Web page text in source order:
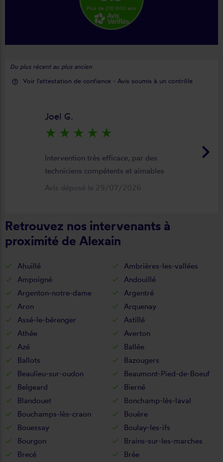
Plus de 210 000 avis
Du plus récent au plus ancien
help_outline Voir l'attestation de confiance - Avis soumis à un contrôle
keyboard_arrow_right
Joel G.
star_rate star_rate star_rate star_rate star_rate
Intervention très efficace, par des
techniciens compétents et aimables
Avis déposé le 29/07/2026
Retrouvez nos intervenants à
proximité de Alexain
Ahuillé
Ambrières-les-vallées
Ampoigné
Andouillé
Argenton-notre-dame
Argentré
Aron
Arquenay
Assé-le-bérenger
Astillé
Athée
Averton
Azé
Ballée
Ballots
Bazougers
Beaulieu-sur-oudon
Beaumont-Pied-de-Boeuf
Belgeard
Bierné
Blandouet
Bonchamp-lès-laval
Bouchamps-lès-craon
Bouère
Bouessay
Boulay-les-ifs
Bourgon
Brains-sur-les-marches
Brecé
Brée